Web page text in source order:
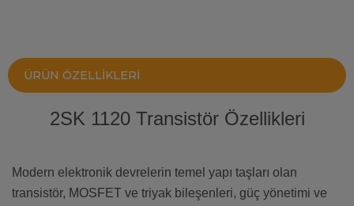
ÜRÜN ÖZELLIKLERI
2SK 1120 Transistör Özellikleri
Modern elektronik devrelerin temel yapı taşları olan
transistör, MOSFET ve triyak bileşenleri, güç yönetimi ve